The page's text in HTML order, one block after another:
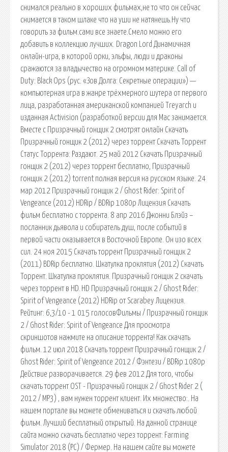
снимался реально в хороших фильмах,не то что он сейчас
снимается в таком шлаке что на уши не натянешь.Ну что
говорить за фильм.сами все знаете.Смело можно его
добавить в коллекцию лучших. Dragon Lord Динамичная
онлайн-игра, в которой орки, эльфы, люди и драконы
сражаются за владычество на огромном материке. Call of
Duty: Black Ops (рус. «Зов Долга: Секретные операции») —
компьютерная игра в жанре трёхмерного шутера от первого
лица, разработанная американской компанией Treyarch и
изданная Activision (разработкой версии для Mac занимается.
Вместе с Призрачный гонщик 2 смотрят онлайн Скачать
Призрачный гонщик 2 (2012) через торрент Скачать Торрент
Статус Торрента: Раздают. 25 май 2012 Скачать Призрачный
гонщик 2 (2012) через торрент бесплатно, Призрачный
гонщик 2 (2012) torrent полная версия на русском языке. 24
мар 2012 Призрачный гонщик 2 / Ghost Rider: Spirit of
Vengeance (2012) HDRip / BDRip 1080p Лицензия Скачать
фильм бесплатно с торрента. 8 апр 2016 Джонни Блэйз –
посланник дьявола и собиратель душ, после событий в
первой части оказывается в Восточной Европе. Он изо всех
сил. 24 ноя 2015 Скачать торрент Призрачный гонщик 2
(2011) BDRip бесплатно. Шкатулка проклятия (2012) Скачать
Торрент. Шкатулка проклятия. Призрачный гонщик 2 cкачать
через торрент в HD. HD Призрачный гонщик 2 / Ghost Rider:
Spirit of Vengeance (2012) HDRip от Scarabey Лицензия.
Рейтинг: 6,3/10 - 1 015 голосовФильмы / Призрачный гонщик
2 / Ghost Rider: Spirit of Vengeance Для просмотра
скриншотов нажмите на описание торрента! Как скачать
фильм. 12 июл 2018 Скачать торрент Призрачный гонщик 2 /
Ghost Rider: Spirit of Vengeance 2012 / Фэнтези / BDRip 1080p
Действие разворачивается. 29 фев 2012 Для того, чтобы
скачать торрент OST - Призрачный гонщик 2 / Ghost Rider 2 (
2012 / MP3) , вам нужен торрент клиент. Их множество:. На
нашем портале вы можете обмениваться и скачать любой
фильм. Лучший бесплатный открытый. На данной странице
сайта можно скачать бесплатно через торрент: Farming
Simulator 2018 (PC) / Фермер. На нашем сайте вы можете